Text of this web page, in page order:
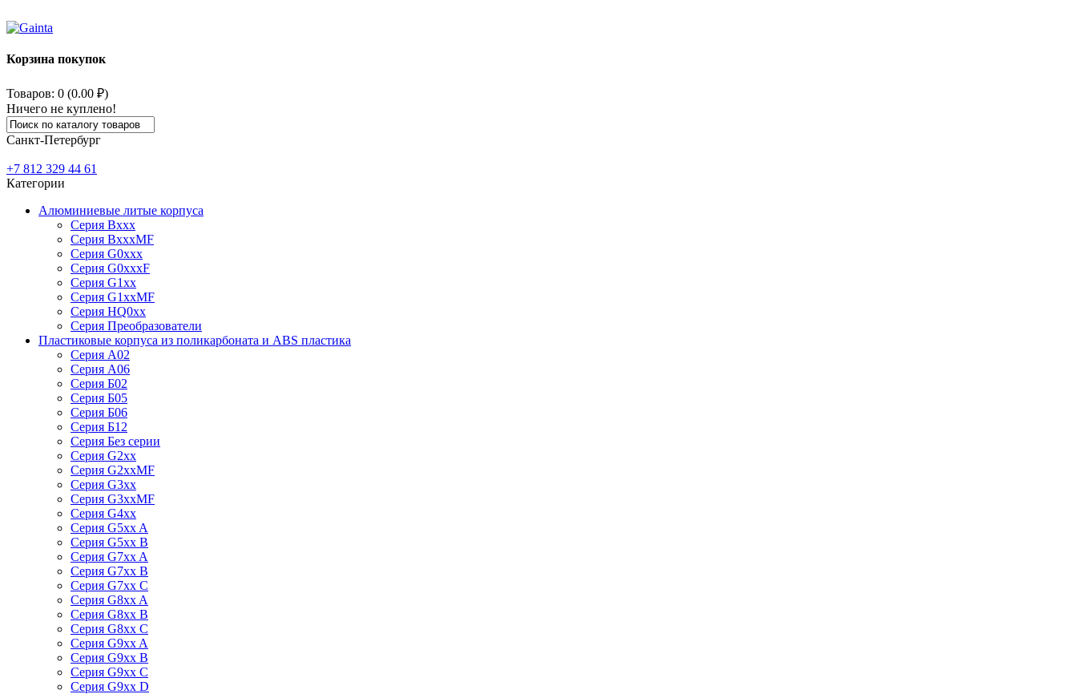
Корзина покупок
Товаров: 0 (0.00 ₽)
Ничего не куплено!
Санкт-Петербург
+7 812 329 44 61
Категории
Алюминиевые литые корпуса
Серия Bxxx
Серия BxxxMF
Серия G0xxx
Серия G0xxxF
Серия G1xx
Серия G1xxMF
Серия HQ0xx
Серия Преобразователи
Пластиковые корпуса из поликарбоната и ABS пластика
Серия А02
Серия А06
Серия Б02
Серия Б05
Серия Б06
Серия Б12
Серия Без серии
Серия G2xx
Серия G2xxMF
Серия G3xx
Серия G3xxMF
Серия G4xx
Серия G5xx A
Серия G5xx B
Серия G7xx A
Серия G7xx B
Серия G7xx C
Серия G8xx A
Серия G8xx B
Серия G8xx C
Серия G9xx A
Серия G9xx B
Серия G9xx C
Серия G9xx D